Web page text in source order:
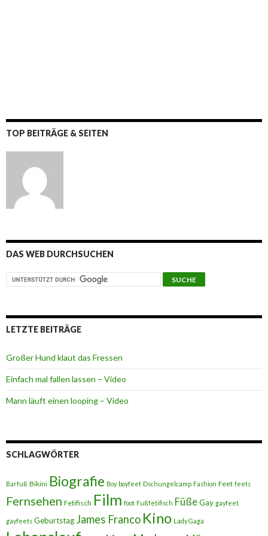
TOP BEITRÄGE & SEITEN
DAS WEB DURCHSUCHEN
LETZTE BEITRÄGE
Großer Hund klaut das Fressen
Einfach mal fallen lassen – Video
Mann läuft einen looping – Video
SCHLAGWÖRTER
Barfuß Bikini Biografie Boy boyfeet Dschungelcamp Fashion Feet feets
Fernsehen Fetifisch Film foot Fußfetifisch FüßeGay gayfeet
gayfeets Geburtstag James Franco Kino Lady Gaga